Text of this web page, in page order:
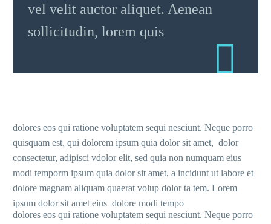
vel velit auctor aliquet. Aenean
sollicitudin, lorem quis
dolores eos qui ratione voluptatem sequi nesciunt. Neque porro
quisquam est, qui dolorem ipsum quia dolor sit amet, dolor
consectetur, adipisci vdolor elit, sed quia non numquam eius
modi temporm ipsum quia dolor sit amet, a incidunt ut labore et
dolore magnam aliquam quaerat volup dolor ta tem. Lorem
ipsum dolor sit amet eius dolore modi tempo
dolores eos qui ratione voluptatem sequi nesciunt. Neque porro